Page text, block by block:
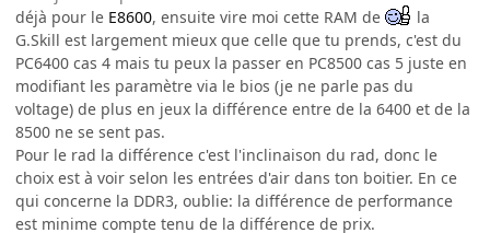
déjà pour le E8600, ensuite vire moi cette RAM de
la
G.Skill est largement mieux que celle que tu prends, c'est du
PC6400 cas 4 mais tu peux la passer en PC8500 cas 5 juste en
modifiant les paramètre via le bios (je ne parle pas du
voltage) de plus en jeux la différence entre de la 6400 et de la
8500 ne se sent pas.
Pour le rad la différence c'est l'inclinaison du rad, donc le
choix est à voir selon les entrées d'air dans ton boitier. En ce
qui concerne la DDR3, oublie: la différence de performance
est minime compte tenu de la différence de prix.